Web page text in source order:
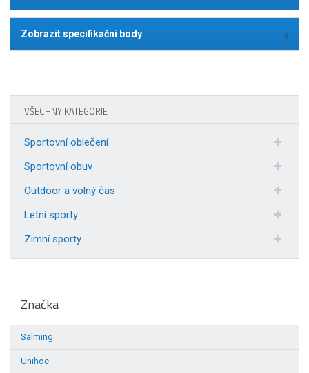
Zobrazit specifikační body
VŠECHNY KATEGORIE
Sportovní oblečení
Sportovní obuv
Outdoor a volný čas
Letní sporty
Zimní sporty
Značka
Salming
Unihoc